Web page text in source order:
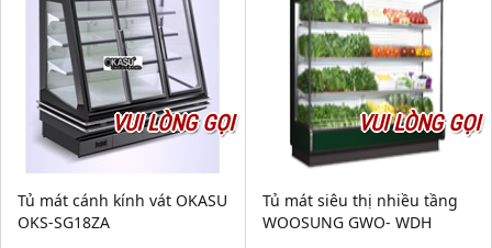
VUI LÒNG GỌI
Tủ mát cánh kính vát OKASU
OKS-SG18ZA
VUI LÒNG GỌI
Tủ mát siêu thị nhiều tầng
WOOSUNG GWO- WDH